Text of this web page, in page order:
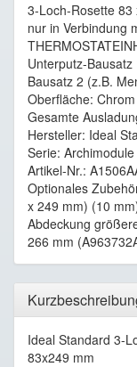
3-Loch-Rosette
nur in Verbindung
Unterputz-
Bausatz 2 (z.B.
Oberfläche: Chrom
Gesamte
Hersteller: Ideal
Serie: Archimodule
Artikel-Nr.:
Optionales
x 249 mm) (10
Abdeckung
266 mm
Ideal Standard 3-
83x249 mm